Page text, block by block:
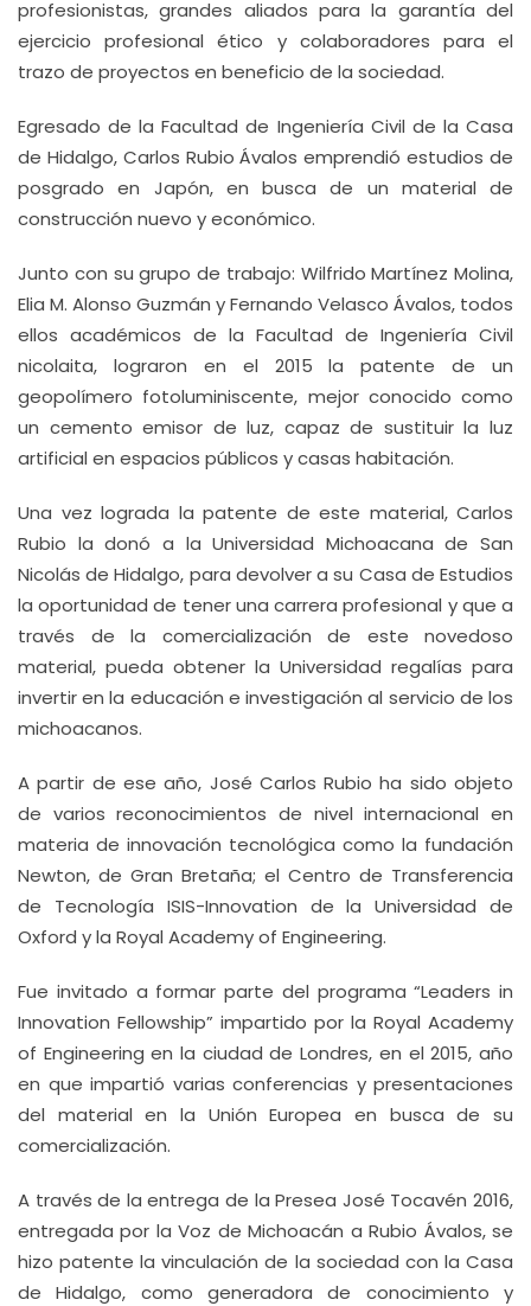
profesionistas, grandes aliados para la garantía del
ejercicio profesional ético y colaboradores para el
trazo de proyectos en beneficio de la sociedad.
Egresado de la Facultad de Ingeniería Civil de la Casa
de Hidalgo, Carlos Rubio Ávalos emprendió estudios de
posgrado en Japón, en busca de un material de
construcción nuevo y económico.
Junto con su grupo de trabajo: Wilfrido Martínez Molina,
Elia M. Alonso Guzmán y Fernando Velasco Ávalos, todos
ellos académicos de la Facultad de Ingeniería Civil
nicolaita, lograron en el 2015 la patente de un
geopolímero fotoluminiscente, mejor conocido como
un cemento emisor de luz, capaz de sustituir la luz
artificial en espacios públicos y casas habitación.
Una vez lograda la patente de este material, Carlos
Rubio la donó a la Universidad Michoacana de San
Nicolás de Hidalgo, para devolver a su Casa de Estudios
la oportunidad de tener una carrera profesional y que a
través de la comercialización de este novedoso
material, pueda obtener la Universidad regalías para
invertir en la educación e investigación al servicio de los
michoacanos.
A partir de ese año, José Carlos Rubio ha sido objeto
de varios reconocimientos de nivel internacional en
materia de innovación tecnológica como la fundación
Newton, de Gran Bretaña; el Centro de Transferencia
de Tecnología ISIS-Innovation de la Universidad de
Oxford y la Royal Academy of Engineering.
Fue invitado a formar parte del programa “Leaders in
Innovation Fellowship” impartido por la Royal Academy
of Engineering en la ciudad de Londres, en el 2015, año
en que impartió varias conferencias y presentaciones
del material en la Unión Europea en busca de su
comercialización.
A través de la entrega de la Presea José Tocavén 2016,
entregada por la Voz de Michoacán a Rubio Ávalos, se
hizo patente la vinculación de la sociedad con la Casa
de Hidalgo, como generadora de conocimiento y